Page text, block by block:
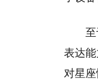
表达
对星座